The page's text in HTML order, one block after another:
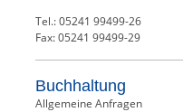
Tel.: 05241 99499-26
Fax: 05241 99499-29
Buchhaltung
Allgemeine Anfragen